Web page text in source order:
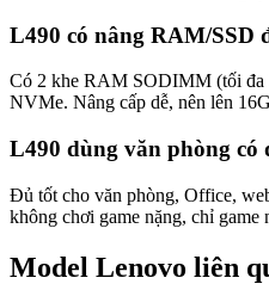
L490 có nâng RAM/SSD
Có 2 khe RAM SODIMM (tối đa
NVMe. Nâng cấp dễ, nên lên
L490 dùng văn phòng có
Đủ tốt cho văn phòng, Office,
không chơi game nặng, chỉ game
Model Lenovo liên